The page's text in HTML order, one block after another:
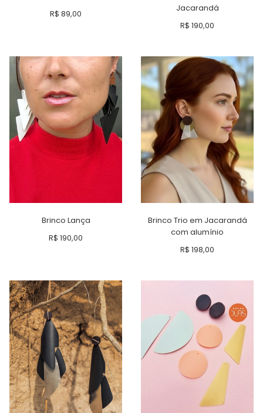
R$ 89,00
Jacarandá
R$ 190,00
Brinco Lança
R$ 190,00
Brinco Trio em Jacarandá
com alumínio
R$ 198,00